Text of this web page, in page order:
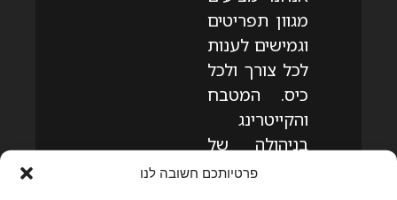
פרטיותכם חשובה לנו
מגוון תפריטים
וגמישים לענות
לכל צורך ולכל
כיס. המטבח
והקייטרינג
בניהולה של
שפית נילי כהן